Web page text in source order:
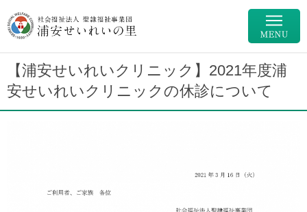
【浦安せいれいクリニック】2021年度浦
安せいれいクリニックの休診について